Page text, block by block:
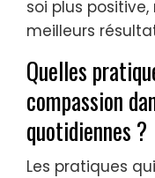
soi plus
meilleurs
Quelles
compassion
quotidiennes ?
Les pratiques